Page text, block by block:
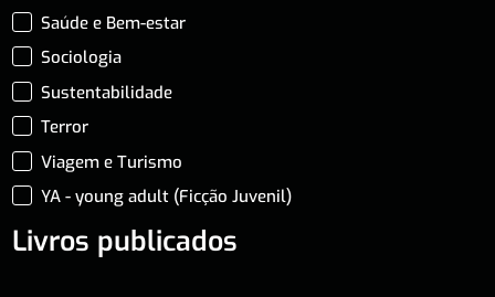
Saúde e Bem-estar
Sociologia
Sustentabilidade
Terror
Viagem e Turismo
YA - young adult (Ficção Juvenil)
Livros publicados